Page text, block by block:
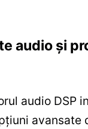
audio și
audio DSP
avansate